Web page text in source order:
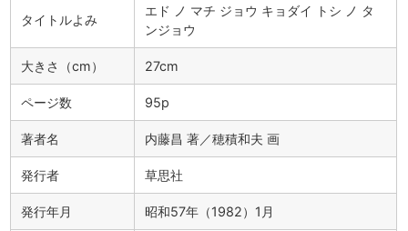
タイトルよみ
エド ノ マチ ジョウ キョダイ トシ ノ タ
ンジョウ
大きさ（cm） 27cm
ページ数 95p
著者名 内藤昌 著／穂積和夫 画
発行者 草思社
発行年月 昭和57年（1982）1月